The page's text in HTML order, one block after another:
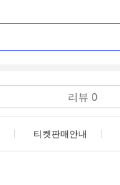
리뷰 0
티켓판매안내